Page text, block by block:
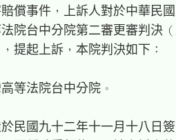
償事件，上訴人對於中華民
院台中分院第二審更審判決
提起上訴，本院判決如下：
等法院台中分院。
民國九十二年十一月十八日